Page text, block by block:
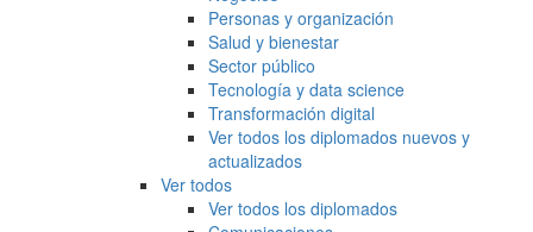
Personas y organización
Salud y bienestar
Sector público
Tecnología y data science
Transformación digital
Ver todos los diplomados nuevos y
actualizados
Ver todos
Ver todos los diplomados